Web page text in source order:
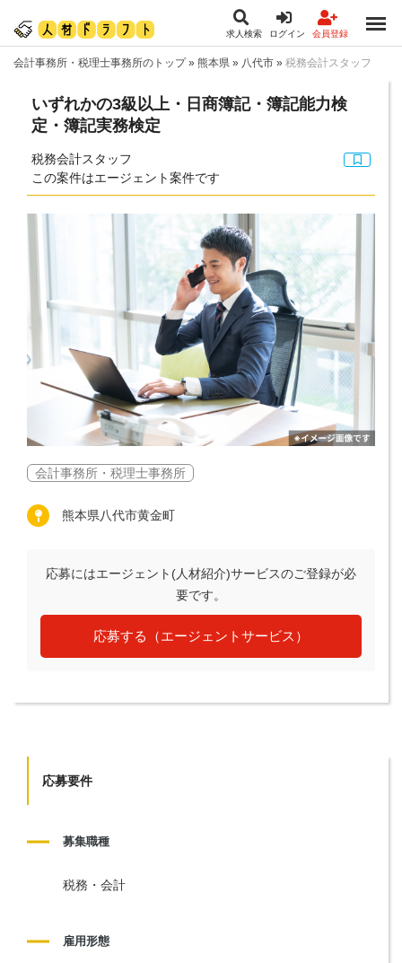
求人検索 ログイン 会員登録
会計事務所・税理士事務所のトップ» 熊本県 » 八代市 » 税務会計スタッフ
いずれかの3級以上・日商簿記・簿記能力検
定・簿記実務検定
税務会計スタッフ
この案件はエージェント案件です
会計事務所・税理士事務所
熊本県八代市黄金町
応募にはエージェント(人材紹介)サービスのご登録が必
要です。
応募する（エージェントサービス）
応募要件
募集職種
税務・会計
雇用形態